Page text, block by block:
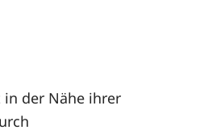
der Nähe ihrer